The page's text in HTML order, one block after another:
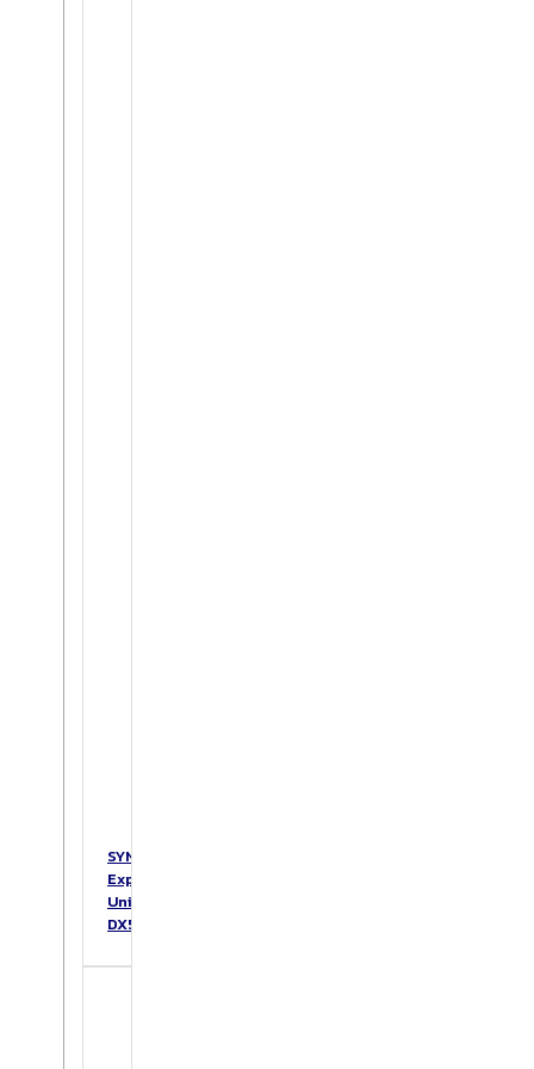
SYNOLOGY
Expansion
Unit
DX517